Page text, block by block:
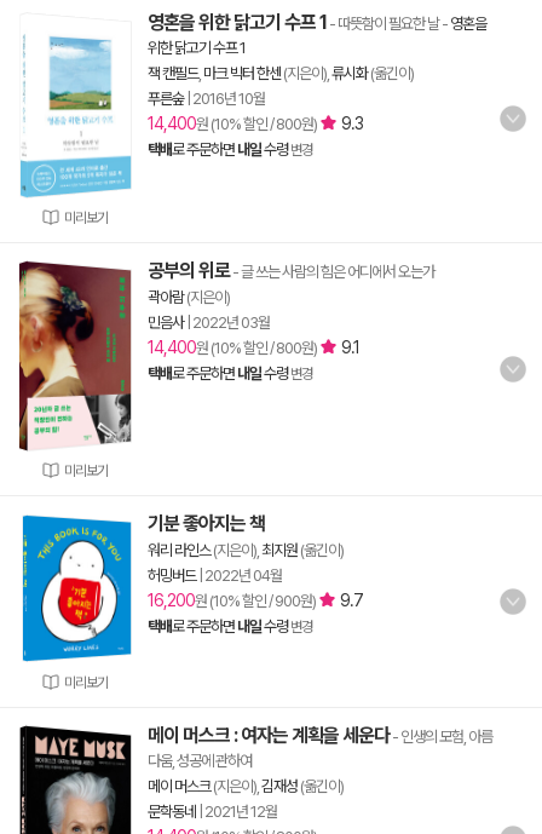
미리보기
영혼을 위한 닭고기 수프 1 - 따뜻함이 필요한 날- 영혼을
위한 닭고기 수프 1
잭 캔필드, 마크 빅터 한센 (지은이), 류시화(옮긴이)
푸른숲| 2016년 10월
14,400원 (10% 할인 / 800원) 9.3
택배로 주문하면 내일수령 변경
미리보기
공부의 위로- 글 쓰는 사람의 힘은 어디에서 오는가
곽아람(지은이)
민음사| 2022년 03월
14,400원 (10% 할인 / 800원) 9.1
택배로 주문하면 내일수령 변경
미리보기
기분 좋아지는 책
워리 라인스(지은이), 최지원 (옮긴이)
허밍버드| 2022년 04월
16,200원 (10% 할인 / 900원) 9.7
택배로 주문하면 내일수령 변경
메이 머스크 : 여자는 계획을 세운다- 인생의 모험, 아름
다움, 성공에 관하여
메이 머스크(지은이), 김재성 (옮긴이)
문학동네
2021년 12월